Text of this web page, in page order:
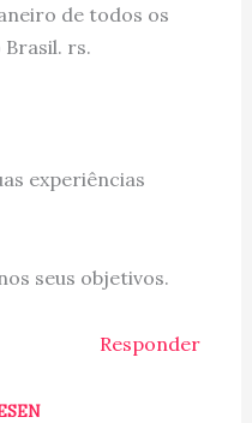
de todos os
rs.
experiências
seus objetivos.
Responder